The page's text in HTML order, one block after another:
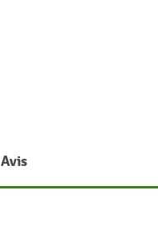
Avis